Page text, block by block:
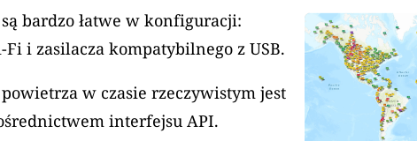
bardzo łatwe w konfiguracji:
i zasilacza kompatybilnego z USB.
w czasie rzeczywistym jest
interfejsu API.